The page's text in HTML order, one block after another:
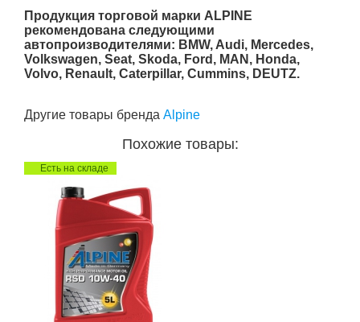
Продукция торговой марки ALPINE
рекомендована следующими
автопроизводителями: BMW, Audi, Mercedes,
Volkswagen, Seat, Skoda, Ford, MAN, Honda,
Volvo, Renault, Caterpillar, Cummins, DEUTZ.
Другие товары бренда Alpine
Похожие товары:
Есть на складе